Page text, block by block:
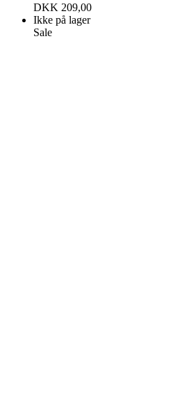
DKK 209,00
Ikke på lager
Sale